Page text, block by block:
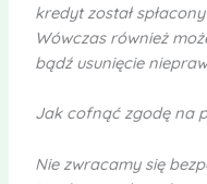
kredyt został
Wówczas również
bądź usunięcie
Jak cofnąć zgodę na
Nie zwracamy się